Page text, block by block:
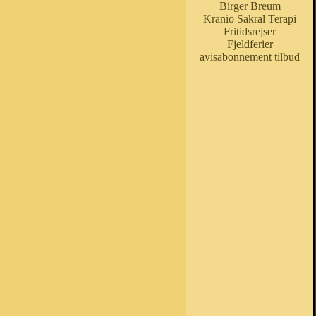
Birger Breum
Kranio Sakral Terapi
Fritidsrejser
Fjeldferier
avisabonnement tilbud